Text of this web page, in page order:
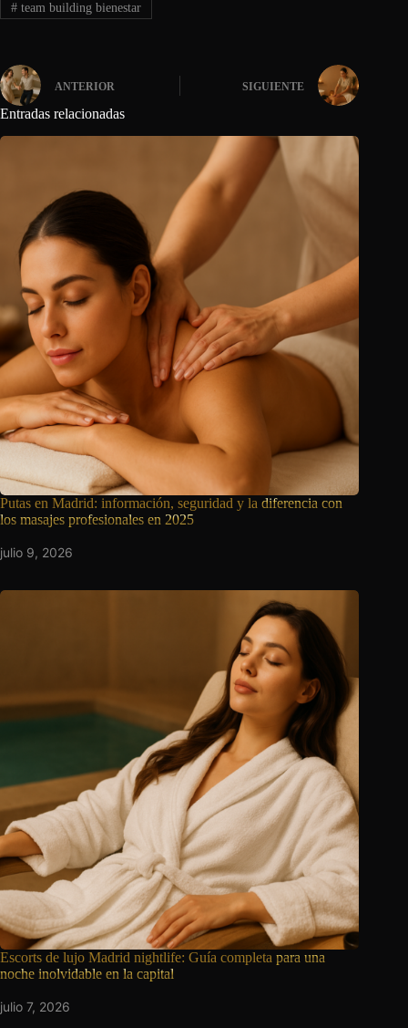
#team building bienestar
ANTERIOR SIGUIENTE
Entradas relacionadas
Putas en Madrid: información, seguridad y la diferencia con
los masajes profesionales en 2025
julio 9, 2026
Escorts de lujo Madrid nightlife: Guía completa para una
noche inolvidable en la capital
julio 7, 2026